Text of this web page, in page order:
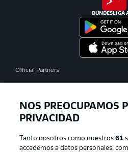
BUNDESLIGA
Official Partners
NOS PREOCUPAMOS
PRIVACIDAD
Tanto nosotros como nuestros61
accedemos a datos personales,